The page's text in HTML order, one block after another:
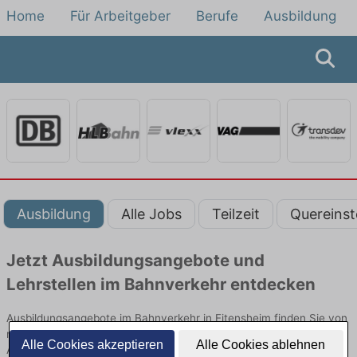
Alle Cookies akzeptieren Alle Cookies ablehnen
Home Für Arbeitgeber Berufe Ausbildung
Ausbildung Alle Jobs Teilzeit
Jetzt Ausbildungsangebote und
Lehrstellen im Bahnverkehr entdecken
Ausbildungsangebote im Bahnverkehr in Eitensheim finden Sie von
namhaften Firmen. Entdecken Sie freie Optionen von Top-
Arbeitgebern und bewerben Sie sich noch heute.